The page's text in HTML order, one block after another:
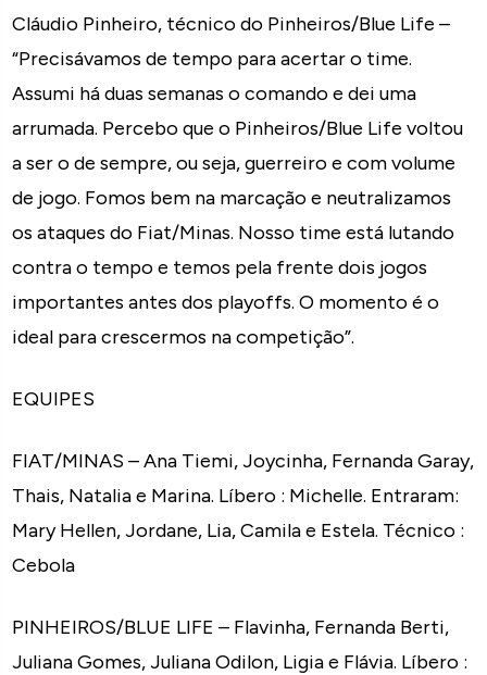
Cláudio Pinheiro, técnico do Pinheiros/Blue Life –
“Precisávamos de tempo para acertar o time.
Assumi há duas semanas o comando e dei uma
arrumada. Percebo que o Pinheiros/Blue Life voltou
a ser o de sempre, ou seja, guerreiro e com volume
de jogo. Fomos bem na marcação e neutralizamos
os ataques do Fiat/Minas. Nosso time está lutando
contra o tempo e temos pela frente dois jogos
importantes antes dos playoffs. O momento é o
ideal para crescermos na competição”.
EQUIPES
FIAT/MINAS – Ana Tiemi, Joycinha, Fernanda Garay,
Thais, Natalia e Marina. Líbero : Michelle. Entraram:
Mary Hellen, Jordane, Lia, Camila e Estela. Técnico :
Cebola
PINHEIROS/BLUE LIFE – Flavinha, Fernanda Berti,
Juliana Gomes, Juliana Odilon, Ligia e Flávia. Líbero :